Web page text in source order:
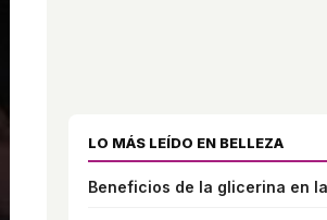
LO MÁS LEÍDO EN BELLEZA
Beneficios de la glicerina en